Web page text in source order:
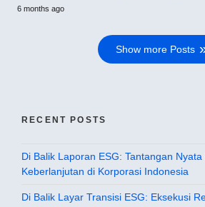
6 months ago
Show more Posts
RECENT POSTS
Di Balik Laporan ESG: Tantangan
Keberlanjutan di Korporasi Indonesia
Di Balik Layar Transisi ESG: Eksekusi